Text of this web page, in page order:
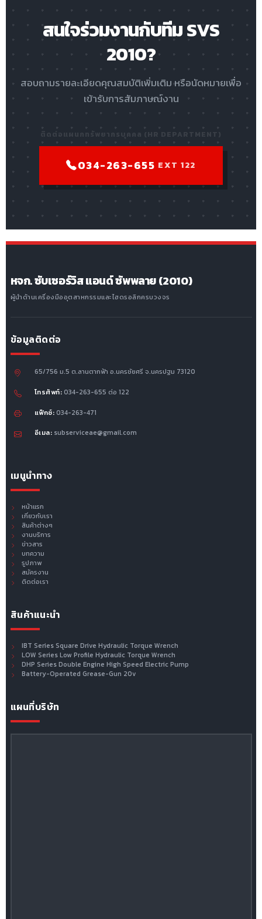
สนใจร่วมงานกับทีม SVS
2010?
สอบถามรายละเอียดคุณสมบัติเพิ่มเติม หรือนัดหมายเพื่อ
เข้ารับการสัมภาษณ์งาน
ติดต่อแผนกทรัพยากรบุคคล (HR DEPARTMENT)
034-263-655 EXT 122
หจก. ซับเซอร์วิส แอนด์ ซัพพลาย (2010)
ผู้นำด้านเครื่องมืออุตสาหกรรมและไฮดรอลิกครบวงจร
ข้อมูลติดต่อ
65/756 ม.5 ต.ลานตากฟ้า อ.นครชัยศรี จ.นครปฐม 73120
โทรศัพท์: 034-263-655 ต่อ 122
แฟ็กซ์: 034-263-471
อีเมล: subserviceae@gmail.com
เมนูนำทาง
หน้าแรก
เกี่ยวกับเรา
สินค้าต่างๆ
งานบริการ
ข่าวสาร
บทความ
รูปภาพ
สมัครงาน
ติดต่อเรา
สินค้าแนะนำ
IBT Series Square Drive Hydraulic Torque Wrench
LOW Series Low Profile Hydraulic Torque Wrench
DHP Series Double Engine High Speed Electric Pump
Battery-Operated Grease-Gun 20v
แผนที่บริษัท